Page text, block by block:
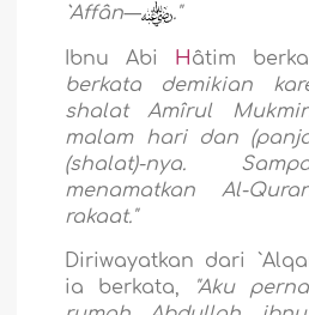
`Affân—
."
Ibnu Abi Hâtim
berkata demikian
shalat Amîrul
malam hari dan
(shalat)-nya.
menamatkan Al-
rakaat."
Diriwayatkan dari
ia berkata,
"Aku